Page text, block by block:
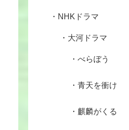
NHKドラマ
大河ドラマ
べらぼう
青天を衝け
麒麟がくる